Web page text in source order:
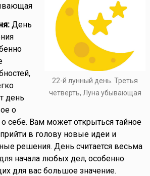
22-й лунный день. Третья
четверть, Луна убывающая
День
день
о
себе. Вам может открыться тайное
прийти в голову новые идеи и
решения. День считается весьма
начала любых дел, особенно
для вас большое значение.